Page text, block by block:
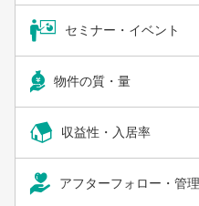
セミナー・イベント
物件の質・量
収益性・入居率
アフターフォロー・管